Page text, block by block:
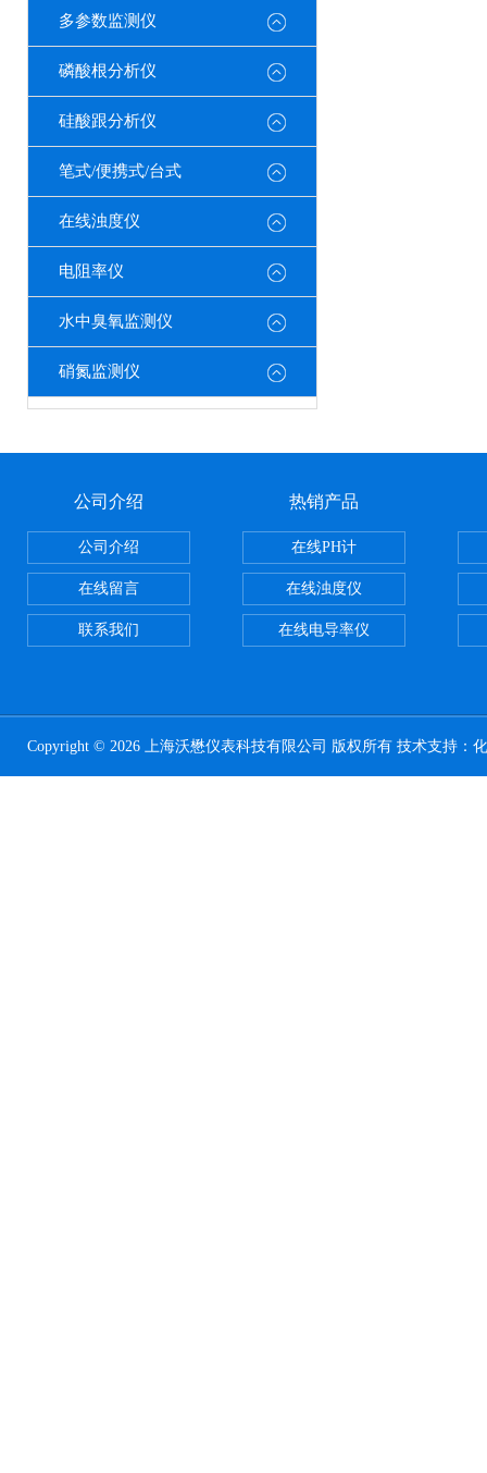
多参数监测仪
磷酸根分析仪
硅酸跟分析仪
笔式/便携式/台式
在线浊度仪
电阻率仪
水中臭氧监测仪
硝氮监测仪
公司介绍
公司介绍
在线留言
联系我们
热销产品
在线PH计
在线浊度仪
在线电导率仪
Copyright © 2026 上海沃懋仪表科技有限公司 版权所有 技术支持：